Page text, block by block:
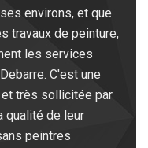
environs, et que
travaux de peinture,
les services
C'est une
très sollicitée par
qualité de leur
peintres